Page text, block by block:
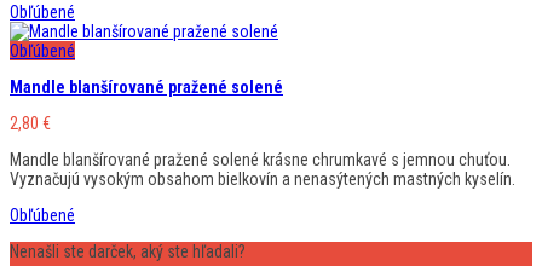
Obľúbené
Obľúbené
Mandle blanšírované pražené solené
2,80 €
Mandle blanšírované pražené solené krásne chrumkavé s jemnou chuťou.
Vyznačujú vysokým obsahom bielkovín a nenasýtených mastných kyselín.
Obľúbené
Nenašli ste darček, aký ste hľadali?